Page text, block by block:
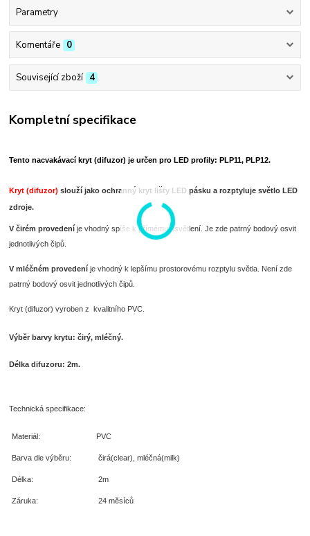
Parametry
Komentáře 0
Související zboží 4
Kompletní specifikace
Tento nacvakávací kryt (difuzor) je určen pro LED profily: PLP11, PLP12.
Kryt (difuzor) slouží jako ochranný kryt lišty LED pásku a rozptyluje světlo LED
zdroje.
V čirém provedení je vhodný spíše k přímému osvětlení. Je zde patrný bodový osvit
jednotlivých čipů.
V mléčném provedení je vhodný k lepšímu prostorovému rozptylu světla. Není zde
patrný bodový osvit jednotlivých čipů.
Kryt (difuzor) vyroben z kvalitního PVC.
Výběr barvy krytu: čirý, mléčný.
Délka difuzoru: 2m.
Technická specifikace:
Materiál: PVC
Barva dle výběru: čirá(clear), mléčná(milk)
Délka: 2m
Záruka: 24 měsíců